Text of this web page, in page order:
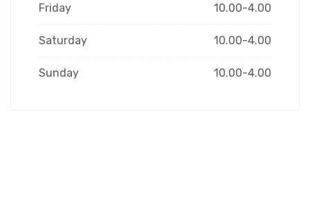
Friday 10.00-4.00
Saturday 10.00-4.00
Sunday 10.00-4.00